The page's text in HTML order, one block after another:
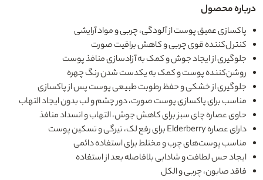
درباره محصول
پاکسازی عمیق پوست از آلودگی، چربی و مواد آرایشی
کنترل‌کننده قوی چربی و کاهش براقیت صورت
جلوگیری از ایجاد جوش و کمک به آزادسازی منافذ پوست
روشن‌کننده پوست و کمک به یکدست شدن رنگ چهره
جلوگیری از خشکی و حفظ رطوبت طبیعی پوست پس از پاکسازی
مناسب برای پاکسازی پوست صورت، دور چشم و لب بدون ایجاد التهاب
حاوی عصاره چای سبز برای کاهش جوش، التهاب و انسداد منافذ
دارای عصاره Elderberry برای رفع لک، تیرگی و تسکین پوست
مناسب پوست‌های چرب و مختلط برای استفاده دائمی
ایجاد حس لطافت و شادابی بلافاصله بعد از استفاده
فاقد صابون، چربی و الکل